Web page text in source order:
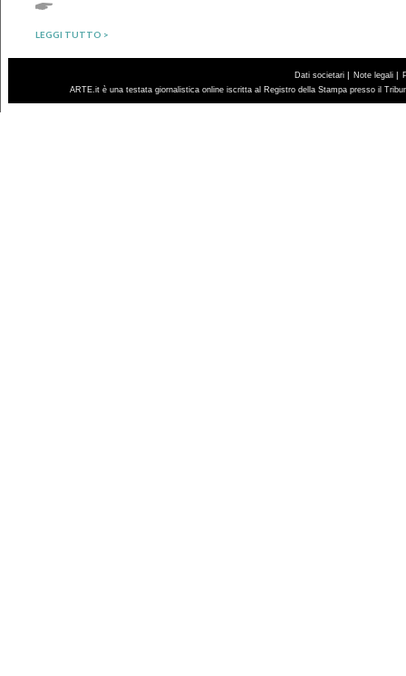
LEGGI TUTTO >
Dati societari | Note legali |
ARTE.it è una testata giornalistica online iscritta al Registro della Stampa presso il